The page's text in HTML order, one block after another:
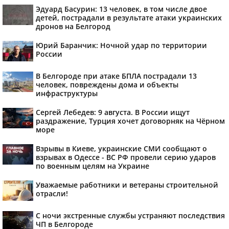
Эдуард Басурин: 13 человек, в том числе двое
детей, пострадали в результате атаки украинских
дронов на Белгород
Юрий Баранчик: Ночной удар по территории
России
В Белгороде при атаке БПЛА пострадали 13
человек, повреждены дома и объекты
инфраструктуры
Сергей Лебедев: 9 августа. В России ищут
раздражение, Турция хочет договорняк на Чёрном
море
Взрывы в Киеве, украинские СМИ сообщают о
взрывах в Одессе - ВС РФ провели серию ударов
по военным целям на Украине
Уважаемые работники и ветераны строительной
отрасли!
С ночи экстренные службы устраняют последствия
ЧП в Белгороде